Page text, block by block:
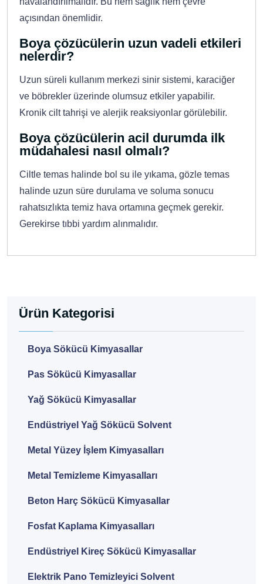
açısından önemlidir.
Boya çözücülerin uzun vadeli etkileri
nelerdir?
Uzun süreli kullanım merkezi sinir sistemi, karaciğer
ve böbrekler üzerinde olumsuz etkiler yapabilir.
Kronik cilt tahrişi ve alerjik reaksiyonlar görülebilir.
Boya çözücülerin acil durumda ilk
müdahalesi nasıl olmalı?
Ciltle temas halinde bol su ile yıkama, gözle temas
halinde uzun süre durulama ve soluma sonucu
rahatsızlıkta temiz hava ortamına geçmek gerekir.
Gerekirse tıbbi yardım alınmalıdır.
Ürün Kategorisi
Boya Sökücü Kimyasallar
Pas Sökücü Kimyasallar
Yağ Sökücü Kimyasallar
Endüstriyel Yağ Sökücü Solvent
Metal Yüzey İşlem Kimyasalları
Metal Temizleme Kimyasalları
Beton Harç Sökücü Kimyasallar
Fosfat Kaplama Kimyasalları
Endüstriyel Kireç Sökücü Kimyasallar
Elektrik Pano Temizleyici Solvent